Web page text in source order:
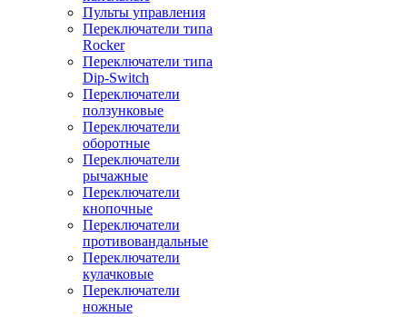
Пульты управления
Переключатели типа
Rocker
Переключатели типа
Dip-Switch
Переключатели
ползунковые
Переключатели
оборотные
Переключатели
рычажные
Переключатели
кнопочные
Переключатели
противовандальные
Переключатели
кулачковые
Переключатели
ножные